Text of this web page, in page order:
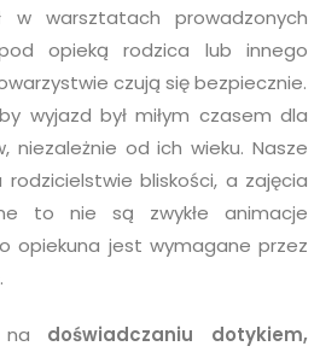
w warsztatach prowadzonych
opieką rodzica lub innego
czują się bezpiecznie.
wyjazd był miłym czasem dla
niezależnie od ich wieku. Nasze
bliskości, a zajęcia
to nie są zwykłe animacje
opiekuna jest wymagane przez
na doświadczaniu dotykiem,